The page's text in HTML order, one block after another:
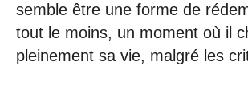
semble être une forme de
tout le moins, un moment où il
pleinement sa vie, malgré les